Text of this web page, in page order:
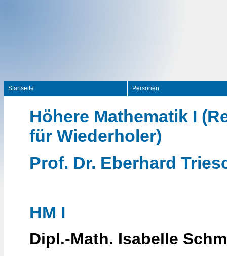
Startseite Personen
Höhere Mathematik I
für Wiederholer)
Prof. Dr. Eberhard
HM I
Dipl.-Math. Isabelle